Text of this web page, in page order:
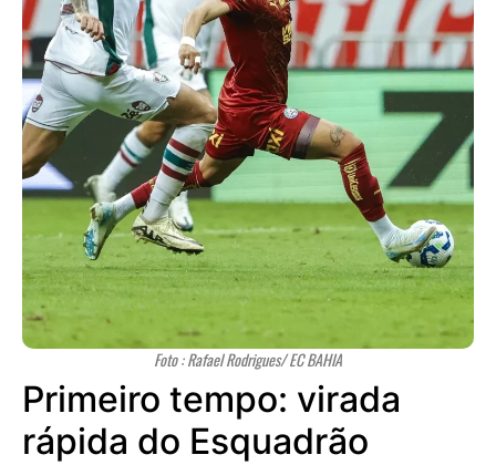
Foto : Rafael Rodrigues/ EC BAHIA
Primeiro tempo: virada
rápida do Esquadrão